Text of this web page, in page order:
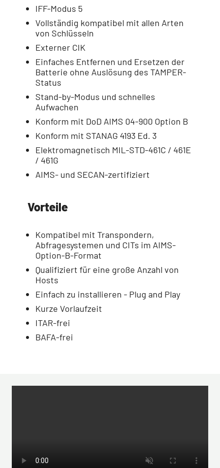
IFF-Modus 5
Vollständig kompatibel mit allen Arten
von Schlüsseln
Externer CIK
Einfaches Entfernen und Ersetzen der
Batterie ohne Auslösung des TAMPER-
Status
Stand-by-Modus und schnelles
Aufwachen
Konform mit DoD AIMS 04-900 Option B
Konform mit STANAG 4193 Ed. 3
Elektromagnetisch MIL-STD-461C / 461E
/ 461G
AIMS- und SECAN-zertifiziert
Vorteile
Kompatibel mit Transpondern,
Abfragesystemen und CITs im AIMS-
Option-B-Format
Qualifiziert für eine große Anzahl von
Hosts
Einfach zu installieren - Plug and Play
Kurze Vorlaufzeit
ITAR-frei
BAFA-frei